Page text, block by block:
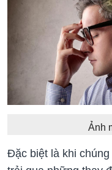
Ảnh
Đặc biệt là khi